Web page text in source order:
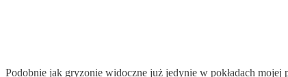
Podobnie jak gryzonie widoczne już jedynie w pokładach